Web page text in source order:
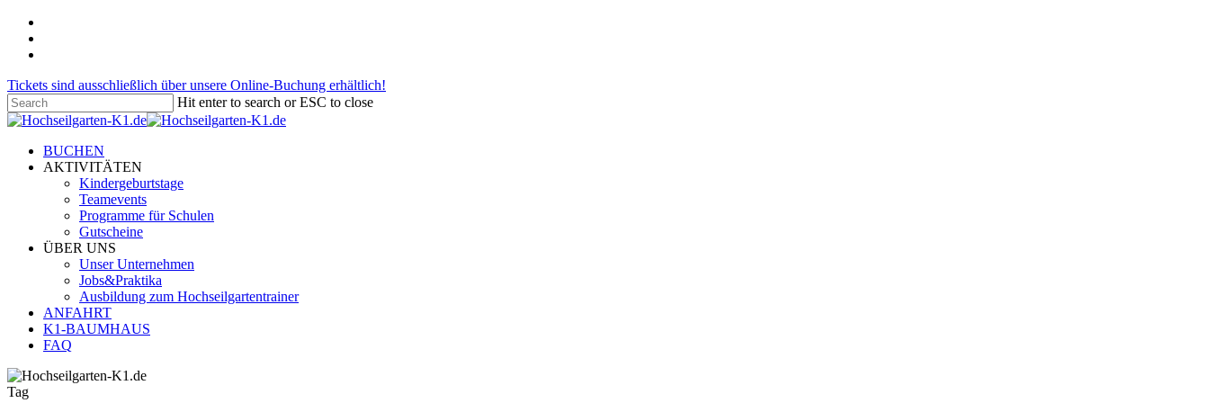
Skip
main
Tickets sind ausschließlich über unsere Online-Buchung erhältlich!
Hit enter to search or ESC to close
Close
Menu
BUCHEN
AKTIVITÄTEN
Kindergeburtstage
Teamevents
Programme für Schulen
Gutscheine
ÜBER UNS
Unser Unternehmen
Jobs&Praktika
Ausbildung zum Hochseilgartentrainer
ANFAHRT
K1-BAUMHAUS
FAQ
Tag